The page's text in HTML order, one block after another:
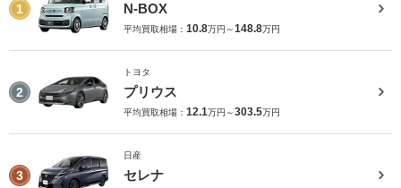
1 N-BOX
平均買取相場： 10.8万円～148.8万円
2
トヨタ
プリウス
平均買取相場： 12.1万円～303.5万円
3
日産
セレナ